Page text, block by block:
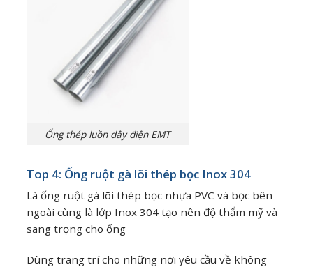
Ống thép luồn dây điện EMT
Top 4: Ống ruột gà lõi thép bọc Inox 304
Là ống ruột gà lõi thép bọc nhựa PVC và bọc bên
ngoài cùng là lớp Inox 304 tạo nên độ thẩm mỹ và
sang trọng cho ống
Dùng trang trí cho những nơi yêu cầu về không